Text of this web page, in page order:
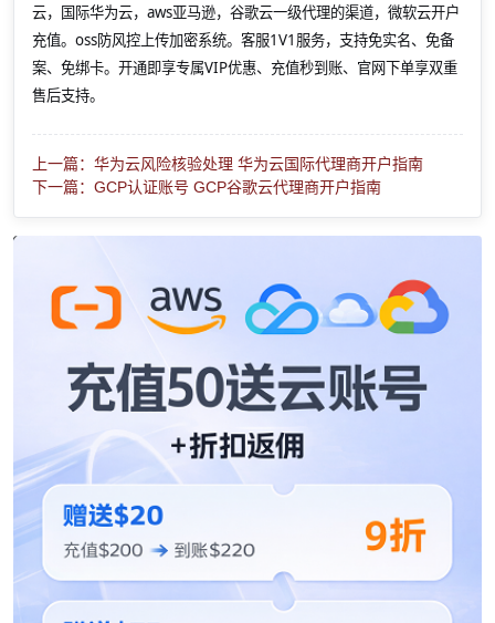
云，国际华为云，aws亚马逊，谷歌云一级代理的渠道，微软云开户
充值。oss防风控上传加密系统。客服1V1服务，支持免实名、免备
案、免绑卡。开通即享专属VIP优惠、充值秒到账、官网下单享双重
售后支持。
上一篇：华为云风险核验处理 华为云国际代理商开户指南
下一篇：GCP认证账号 GCP谷歌云代理商开户指南